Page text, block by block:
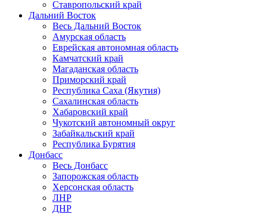
Ставропольский край
Дальний Восток
Весь Дальний Восток
Амурская область
Еврейская автономная область
Камчатский край
Магаданская область
Приморский край
Республика Саха (Якутия)
Сахалинская область
Хабаровский край
Чукотский автономный округ
Забайкальский край
Республика Бурятия
Донбасс
Весь Донбасс
Запорожская область
Херсонская область
ЛНР
ДНР